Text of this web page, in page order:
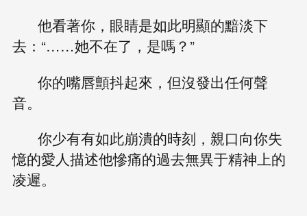
他看著你，眼睛是如此明顯的黯淡下
去：“……她不在了，是嗎？”
你的嘴唇顫抖起來，但沒發出任何聲
音。
你少有有如此崩潰的時刻，親口向你失
憶的愛人描述他慘痛的過去無異于精神上的
凌遲。